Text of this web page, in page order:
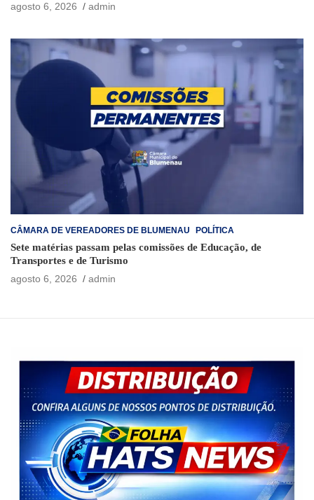
agosto 6, 2026
admin
CÂMARA DE VEREADORES DE BLUMENAU POLÍTICA
Sete matérias passam pelas comissões de Educação, de
Transportes e de Turismo
agosto 6, 2026
admin